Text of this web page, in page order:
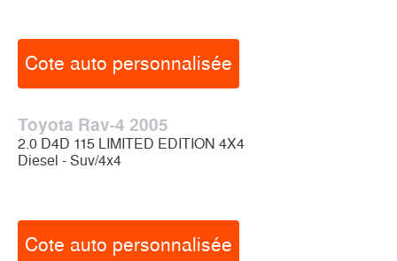
Cote auto personnalisée
Toyota Rav-4 2005
2.0 D4D 115 LIMITED EDITION 4X4
Diesel - Suv/4x4
Cote auto personnalisée